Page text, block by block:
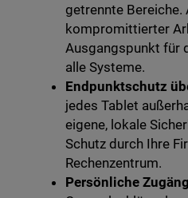
getrennte Bereiche.
kompromittierter
Ausgangspunkt für
alle Systeme.
Endpunktschutz
jedes Tablet
eigene, lokale
Schutz durch Ihre
Rechenzentrum.
Persönliche